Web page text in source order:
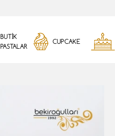
BUTİK
PASTALAR
CUPCAKE